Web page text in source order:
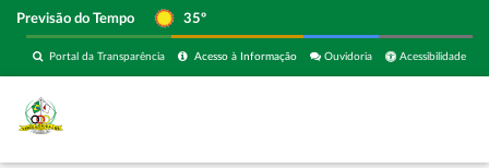
Previsão do Tempo 35º
Acessibilidade
Ouvidoria
Acesso à Informação
Portal da Transparência